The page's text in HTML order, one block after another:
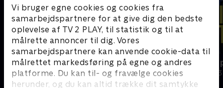
Vi bruger egne cookies og cookies fra
samarbejdspartnere for at give dig den bedste
oplevelse af TV 2 PLAY, til statistik og til at
målrette annoncer til dig. Vores
samarbejdspartnere kan anvende cookie-data til
målrettet markedsføring på egne og andres
platforme. Du kan til- og fravælge cookies
herunder, og du kan altid trække dit samtykke
Grænsepatruljen USA
Dokumentar • 2 sæsoner
Politiet tæt
Dokumentar •